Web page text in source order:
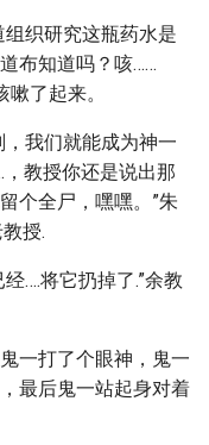
织研究这瓶药水是
布知道吗？咳……
了起来。
我们就能成为神一
教授你还是说出那
个全尸，嘿嘿。”朱
授.
….将它扔掉了.”余教
一打了个眼神，鬼一
最后鬼一站起身对着